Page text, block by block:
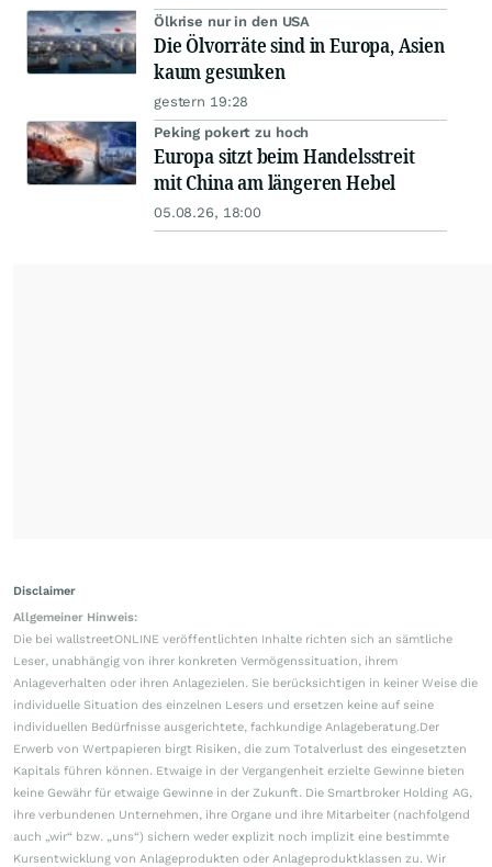
Ölkrise nur in den USA
Die Ölvorräte sind in Europa, Asien
kaum gesunken
gestern 19:28
Peking pokert zu hoch
Europa sitzt beim Handelsstreit
mit China am längeren Hebel
05.08.26, 18:00
Disclaimer
Allgemeiner Hinweis:
Die bei wallstreetONLINE veröffentlichten Inhalte richten sich an sämtliche
Leser, unabhängig von ihrer konkreten Vermögenssituation, ihrem
Anlageverhalten oder ihren Anlagezielen. Sie berücksichtigen in keiner Weise die
individuelle Situation des einzelnen Lesers und ersetzen keine auf seine
individuellen Bedürfnisse ausgerichtete, fachkundige Anlageberatung.Der
Erwerb von Wertpapieren birgt Risiken, die zum Totalverlust des eingesetzten
Kapitals führen können. Etwaige in der Vergangenheit erzielte Gewinne bieten
keine Gewähr für etwaige Gewinne in der Zukunft. Die Smartbroker Holding AG,
ihre verbundenen Unternehmen, ihre Organe und ihre Mitarbeiter (nachfolgend
auch „wir“ bzw. „uns“) sichern weder explizit noch implizit eine bestimmte
Kursentwicklung von Anlageprodukten oder Anlageproduktklassen zu. Wir